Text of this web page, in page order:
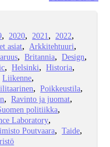
2020 2021
2022
asiat
Arkkitehtuuri
Britannia
Design
Helsinki
Historia
Liikenne
Poikkeustila
Ravinto ja juomat
politiikka
Laboratory
Poutvaara
Taide